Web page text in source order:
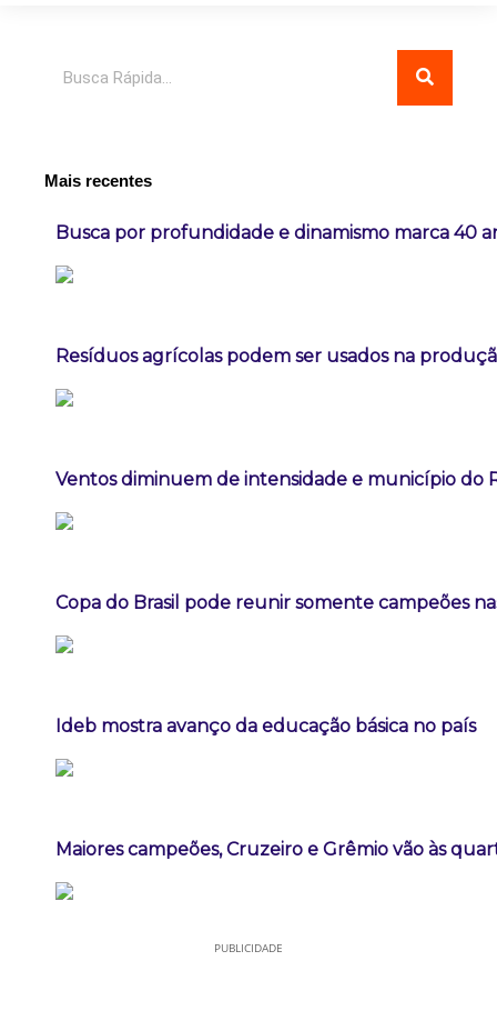
Mais recentes
Busca por profundidade e dinamismo marca 40
Resíduos agrícolas podem ser usados na
Ventos diminuem de intensidade e município do
Copa do Brasil pode reunir somente campeões
Ideb mostra avanço da educação básica no país
Maiores campeões, Cruzeiro e Grêmio vão às
PUBLICIDADE